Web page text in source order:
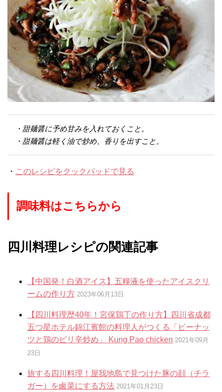
・甜麺醤に予め甘みを入れておくこと。
・甜麺醤は軽く油で炒め、香りを出すこと。
・ このレシピをクックパッドで見る
調味料はこちらから
四川料理レシピの関連記事
【中国発！白酒アイス】五糧液を使ったアイスクリ
ームの作り方 2023年06月13日
【四川料理歴40年！宮保鶏丁の作り方】四川省成都
五つ星ホテル錦江賓館の料理人がつくる「ピーナッ
ツと鶏のピリ辛炒め」 Kung Pao chicken 2021年09月
23日
旅する四川料理！屋我地島で見つけた豚の顔（チラ
ガー）を鹵菜にする方法 2021年01月23日